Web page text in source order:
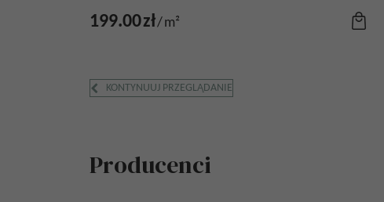
199.00zł/m²
KONTYNUUJ PRZEGLĄDANIE
Producenci